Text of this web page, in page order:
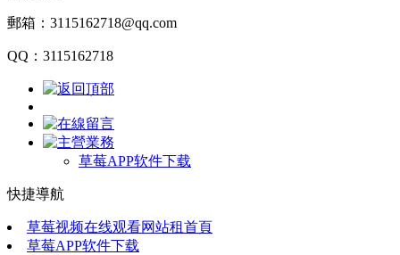
郵箱：3115162718@qq.com
QQ：3115162718
草莓APP软件下载
快捷導航
草莓视频在线观看网站租首頁
草莓APP软件下载